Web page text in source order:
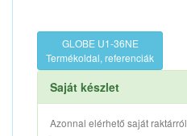
GLOBE U1-36NE
Termékoldal, referenciák
Saját készlet
Azonnal elérhető saját raktárról